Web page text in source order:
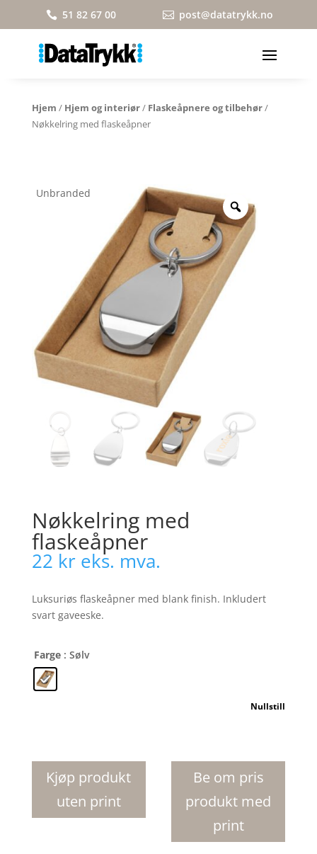
 51 82 67 00  post@datatrykk.no
Hjem / Hjem og interiør/ Flaskeåpnere og tilbehør/
Nøkkelring med flaskeåpner
Unbranded
Nøkkelring med
flaskeåpner
22 kr eks. mva.
Luksuriøs flaskeåpner med blank finish. Inkludert
svart gaveeske.
Farge : Sølv
Nullstill
flaskeåpner
antall
Kjøp produkt
uten print
Be om pris
produkt med
print